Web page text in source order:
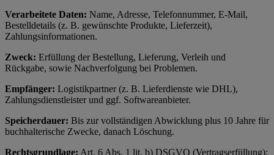
Verarbeitete Daten: Name, Adresse, Telefonnummer, E-Mail,
Bestelldetails (z. B. gewünschte Produkte, Lieferzeit),
Zahlungsinformationen.
Zweck: Erfüllung der Bestellung, Lieferung, Verleih und
Rückgabe, sowie Nachverfolgung bei Problemen.
Empfänger: Logistikpartner (z. B. Lieferdienste wie DHL),
Zahlungsdienstleister und ggf. Softwareanbieter.
Speicherdauer: Bis zur vollständigen Abwicklung plus 10 Jahre für
buchhalterische Zwecke, danach Löschung.
Rechtsgrundlage: Art. 6 Abs. 1 lit. b) DSGVO (Vertragserfüllung);